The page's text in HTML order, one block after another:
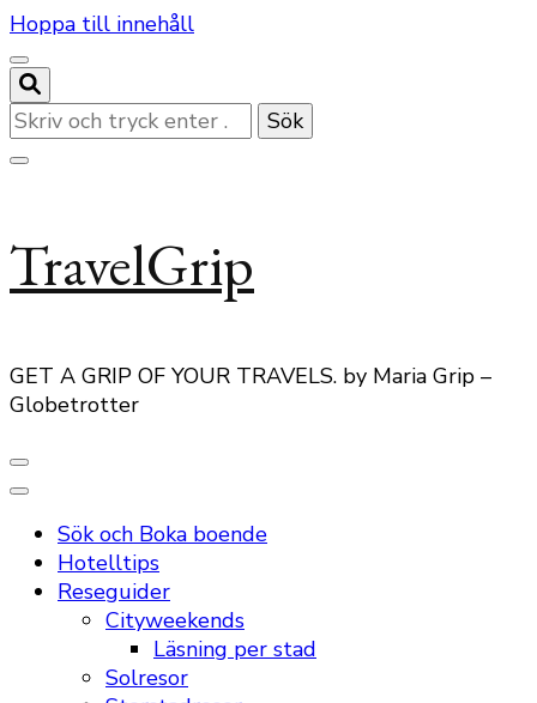
Hoppa till innehåll
Letar
du
efter
TravelGrip
GET A GRIP OF YOUR TRAVELS. by Maria Grip –
Globetrotter
Sök och Boka boende
Hotelltips
Reseguider
Cityweekends
Läsning per stad
Solresor